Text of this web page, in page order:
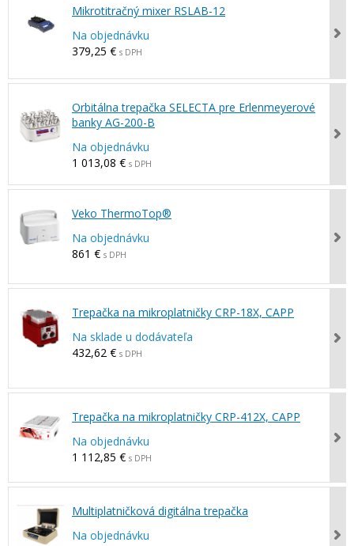
Mikrotitračný mixer RSLAB-12
Na objednávku
379,25 € s DPH
Orbitálna trepačka SELECTA pre Erlenmeyerové
banky AG-200-B
Na objednávku
1 013,08 € s DPH
Veko ThermoTop®
Na objednávku
861 € s DPH
Trepačka na mikroplatničky CRP-18X, CAPP
Na sklade u dodávateľa
432,62 € s DPH
Trepačka na mikroplatničky CRP-412X, CAPP
Na objednávku
1 112,85 € s DPH
Multiplatničková digitálna trepačka
Na objednávku